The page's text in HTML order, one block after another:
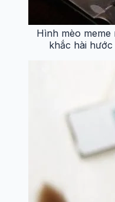
Hình mèo
khắc hài